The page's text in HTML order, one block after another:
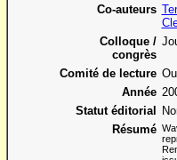
Co-auteurs
Colloque /
congrès
Comité de lecture
Année
Statut éditorial
Résumé